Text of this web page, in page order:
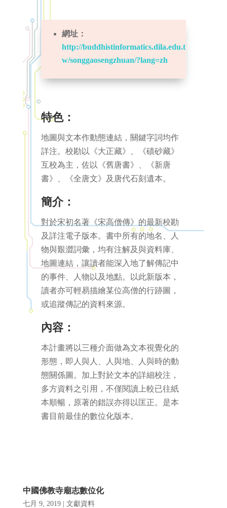
網址：
http://buddhistinformatics.dila.edu.t
w/songgaosengzhuan/?lang=zh
特色：
地圖與文本作動態連結，關鍵字詞均作
詳注。校勘以《大正藏》、《磧砂藏》
互校為主，佐以《舊唐書》、《新唐
書》、《全唐文》及唐代石刻遺本。
簡介：
對於宋初名著《宋高僧傳》的最新校勘
及詳注電子版本。書中所有的地名、人
物與艱澀詞彙，均有注解及與資料庫、
地圖連結，讓讀者能深入地了解傳記中
的事件、人物以及地點。以此新版本，
讀者亦可輕易描繪某位高僧的行跡圖，
或追蹤傳記的資料來源。
內容：
本計畫將以三種介面做為文本視覺化的
形態，即人與人、人與地、人與時的動
態關係圖。加上對於文本的詳細校注，
多方資料之引用，不僅閱讀上較已往紙
本順暢，原著的錯誤亦得以匡正。是本
書目前最佳的數位化版本。
中國佛教寺廟志數位化
七月 9, 2019| 文獻資料